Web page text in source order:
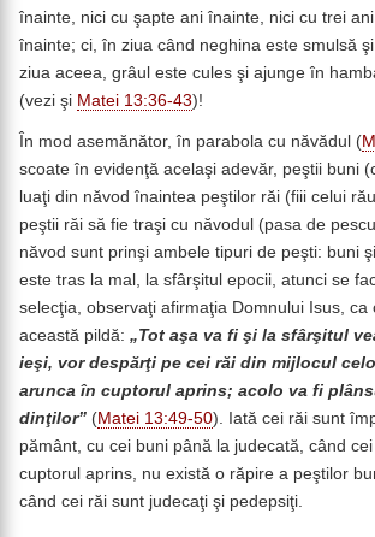
înainte, nici cu şapte ani înainte, nici cu trei
înainte; ci, în ziua când neghina este smulsă
ziua aceea, grâul este cules şi ajunge în
(vezi şi Matei 13:36-43)!
În mod asemănător, în parabola cu năvădul (
scoate în evidenţă acelaşi adevăr, peştii buni
luaţi din năvod înaintea peştilor răi (fiii celui
peştii răi să fie traşi cu năvodul (pasa de
năvod sunt prinşi ambele tipuri de peşti: buni
este tras la mal, la sfârşitul epocii, atunci se
selecţia, observaţi afirmaţia Domnului Isus, ca
această pildă: „Tot aşa va fi şi la sfârşitul
ieşi, vor despărţi pe cei răi din mijlocul
arunca în cuptorul aprins; acolo va fi
dinţilor” (Matei 13:49-50). Iată cei răi sunt
pământ, cu cei buni până la judecată, când
cuptorul aprins, nu există o răpire a peştilor
când cei răi sunt judecaţi şi pedepsiţi.